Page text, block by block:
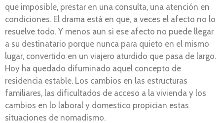
que imposible, prestar en una consulta, una atención en
condiciones. El drama está en que, a veces el afecto no lo
resuelve todo. Y menos aun si ese afecto no puede llegar
a su destinatario porque nunca para quieto en el mismo
lugar, convertido en un viajero aturdido que pasa de largo.
Hoy ha quedado difuminado aquel concepto de
residencia estable. Los cambios en las estructuras
familiares, las dificultados de acceso a la vivienda y los
cambios en lo laboral y domestico propician estas
situaciones de nomadismo.